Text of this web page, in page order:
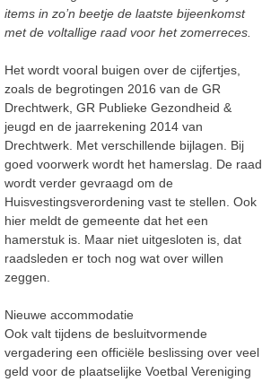
items in zo’n beetje de laatste bijeenkomst
met de voltallige raad voor het zomerreces.
Het wordt vooral buigen over de cijfertjes,
zoals de begrotingen 2016 van de GR
Drechtwerk, GR Publieke Gezondheid &
jeugd en de jaarrekening 2014 van
Drechtwerk. Met verschillende bijlagen. Bij
goed voorwerk wordt het hamerslag. De raad
wordt verder gevraagd om de
Huisvestingsverordening vast te stellen. Ook
hier meldt de gemeente dat het een
hamerstuk is. Maar niet uitgesloten is, dat
raadsleden er toch nog wat over willen
zeggen.
Nieuwe accommodatie
Ook valt tijdens de besluitvormende
vergadering een officiële beslissing over veel
geld voor de plaatselijke Voetbal Vereniging